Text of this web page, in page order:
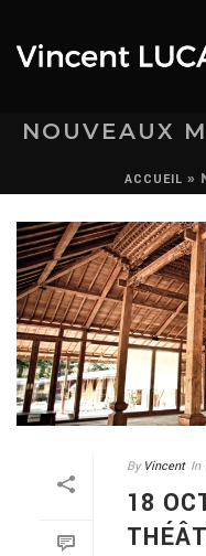
NOUVEAUX
ACCUEIL »
By Vincent In
18